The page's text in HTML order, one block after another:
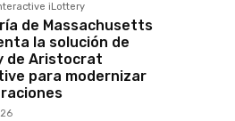
iLottery
de Massachusetts
la solución de
de Aristocrat
para modernizar